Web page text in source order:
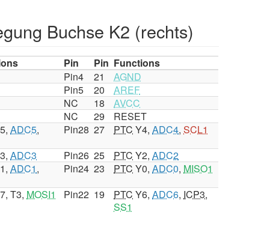
Buchse K2 (rechts)
Pin Pin Functions
Pin4 21
AGND
Pin5 20
AREF
NC 18
AVCC
NC 29
RESET
ADC5,
Pin28 27 PTC Y4,ADC4,SCL1
ADC3 Pin26 25 PTC Y2,ADC2
ADC1,
Pin24 23 PTC Y0,ADC0, MISO1
T3, MOSI1 Pin22 19 PTC Y6,ADC6, ICP3,
SS1